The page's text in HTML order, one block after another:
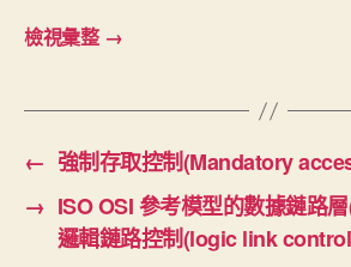
檢視彙整 →
← 強制存取控制(Mandatory
→ ISO OSI 參考模型的數據鏈路
邏輯鏈路控制(logic link